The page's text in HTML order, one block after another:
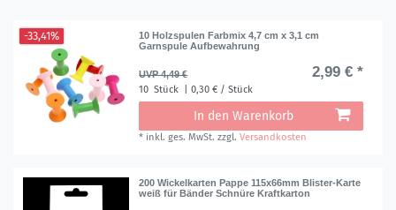
-33,41%
10 Holzspulen Farbmix 4,7 cm x 3,1 cm
Garnspule Aufbewahrung
UVP 4,49 € 2,99 € *
10 Stück | 0,30 € / Stück
In den Warenkorb
* inkl. ges. MwSt. zzgl.Versandkosten
200 Wickelkarten Pappe 115x66mm Blister-Karte
weiß für Bänder Schnüre Kraftkarton